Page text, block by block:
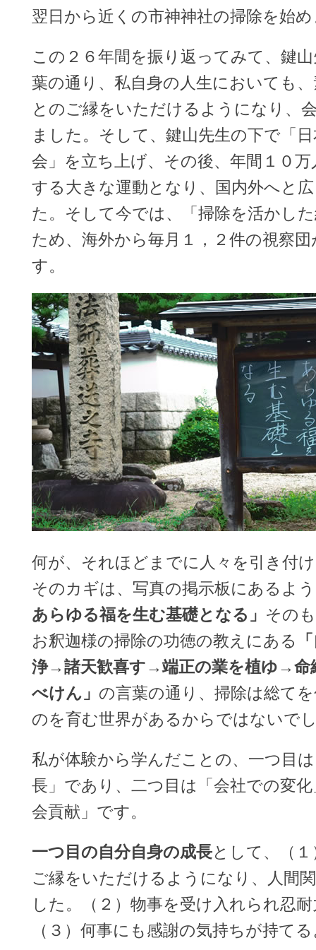
翌日から近くの市神神社の掃除を始
この２６年間を振り返ってみて、鍵
葉の通り、私自身の人生においても
とのご縁をいただけるようになり、
ました。そして、鍵山先生の下で「
会」を立ち上げ、その後、年間１０
する大きな運動となり、国内外へと
た。そして今では、「掃除を活かし
ため、海外から毎月１，２件の視察
す。
何が、それほどまでに人々を引き付
そのカギは、写真の掲示板にあるよ
あらゆる福を生む基礎となる」 その
お釈迦様の掃除の功徳の教えにある
浄→諸天歓喜す→端正の業を植ゆ→命
べけん」 の言葉の通り、掃除は総て
のを育む世界があるからではないで
私が体験から学んだことの、一つ目
長」であり、二つ目は「会社での変
会貢献」です。
一つ目の自分自身の成長として、（
ご縁をいただけるようになり、人間
した。（２）物事を受け入れられ忍
（３）何事にも感謝の気持ちが持て